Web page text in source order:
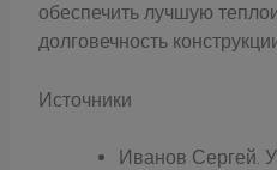
обеспечить лучшую
долговечность
Источники
Иванов Сергей.